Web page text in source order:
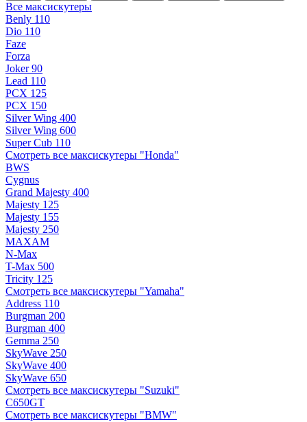
Все максискутеры
Benly 110
Dio 110
Faze
Forza
Joker 90
Lead 110
PCX 125
PCX 150
Silver Wing 400
Silver Wing 600
Super Cub 110
Смотреть все максискутеры "Honda"
BWS
Cygnus
Grand Majesty 400
Majesty 125
Majesty 155
Majesty 250
MAXAM
N-Max
T-Max 500
Tricity 125
Смотреть все максискутеры "Yamaha"
Address 110
Burgman 200
Burgman 400
Gemma 250
SkyWave 250
SkyWave 400
SkyWave 650
Смотреть все максискутеры "Suzuki"
C650GT
Смотреть все максискутеры "BMW"